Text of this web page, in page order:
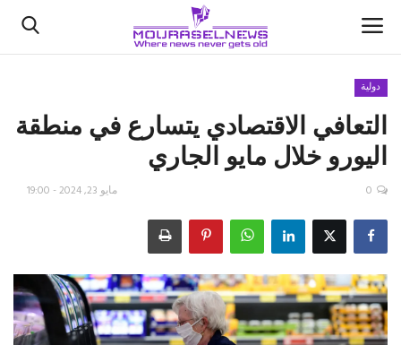
الأخبار
كتّابنا
اقتصاد
علوم وتكنولوجيا
دولية
التعافي الاقتصادي يتسارع في منطقة
اليورو خلال مايو الجاري
مايو 23, 2024 - 19:00 0